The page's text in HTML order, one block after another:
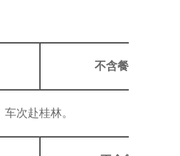
不含餐
车次赴桂林。